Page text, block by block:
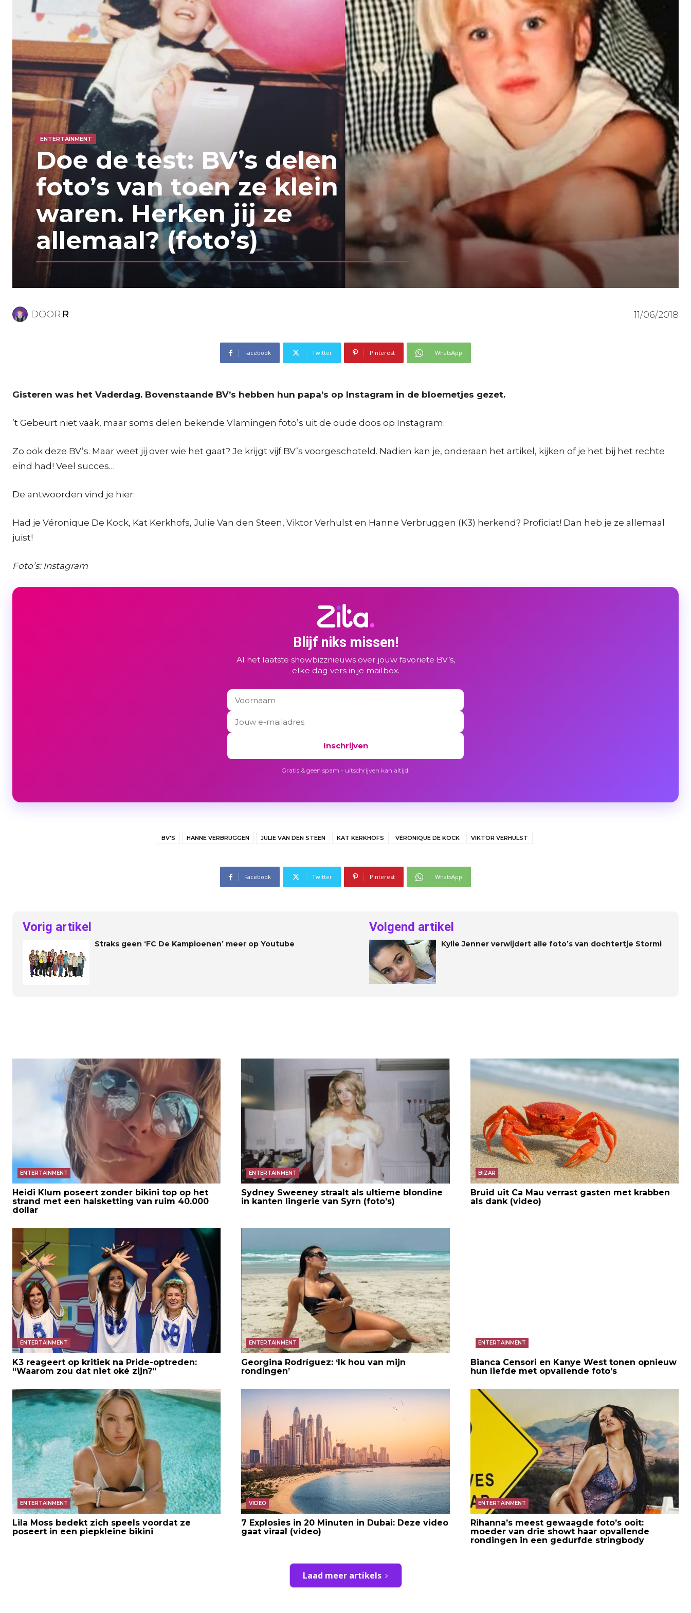
ENTERTAINMENT
Doe de test: BV’s delen
foto’s van toen ze klein
waren. Herken jij ze
allemaal? (foto’s)
DOOR R 11/06/2018
Facebook Twitter Pinterest WhatsApp
Gisteren was het Vaderdag. Bovenstaande BV’s hebben hun papa’s op Instagram in de bloemetjes gezet.
’t Gebeurt niet vaak, maar soms delen bekende Vlamingen foto’s uit de oude doos op Instagram.
Zo ook deze BV’s. Maar weet jij over wie het gaat? Je krijgt vijf BV’s voorgeschoteld. Nadien kan je, onderaan het artikel, kijken of je het bij het rechte
eind had! Veel succes…
De antwoorden vind je hier:
Had je Véronique De Kock, Kat Kerkhofs, Julie Van den Steen, Viktor Verhulst en Hanne Verbruggen (K3) herkend? Proficiat! Dan heb je ze allemaal
juist!
Foto’s: Instagram
Blijf niks missen!
Al het laatste showbizznieuws over jouw favoriete BV’s,
elke dag vers in je mailbox.
Inschrijven
Gratis & geen spam - uitschrijven kan altijd.
BV'S HANNE VERBRUGGEN JULIE VAN DEN STEEN KAT KERKHOFS VÉRONIQUE DE KOCK VIKTOR VERHULST
Facebook Twitter Pinterest WhatsApp
Vorig artikel
Straks geen ‘FC De Kampioenen’ meer op Youtube
Volgend artikel
Kylie Jenner verwijdert alle foto’s van dochtertje Stormi
ENTERTAINMENT
Heidi Klum poseert zonder bikini top op het
strand met een halsketting van ruim 40.000
dollar
ENTERTAINMENT
Sydney Sweeney straalt als ultieme blondine
in kanten lingerie van Syrn (foto’s)
BIZAR
Bruid uit Ca Mau verrast gasten met krabben
als dank (video)
ENTERTAINMENT
K3 reageert op kritiek na Pride-optreden:
“Waarom zou dat niet oké zijn?”
ENTERTAINMENT
Georgina Rodríguez: ‘Ik hou van mijn
rondingen’
ENTERTAINMENT
Bianca Censori en Kanye West tonen opnieuw
hun liefde met opvallende foto’s
ENTERTAINMENT
Lila Moss bedekt zich speels voordat ze
poseert in een piepkleine bikini
VIDEO
7 Explosies in 20 Minuten in Dubai: Deze video
gaat viraal (video)
ENTERTAINMENT
Rihanna’s meest gewaagde foto’s ooit:
moeder van drie showt haar opvallende
rondingen in een gedurfde stringbody
Laad meer artikels